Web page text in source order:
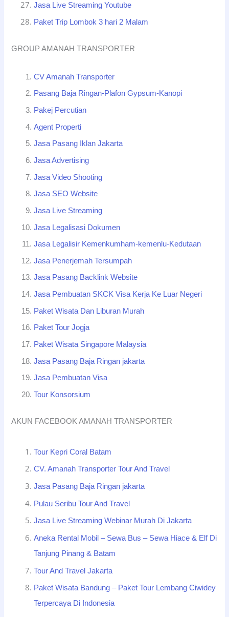
Jasa Live Streaming Youtube
Paket Trip Lombok 3 hari 2 Malam
GROUP AMANAH TRANSPORTER
CV Amanah Transporter
Pasang Baja Ringan-Plafon Gypsum-Kanopi
Pakej Percutian
Agent Properti
Jasa Pasang Iklan Jakarta
Jasa Advertising
Jasa Video Shooting
Jasa SEO Website
Jasa Live Streaming
Jasa Legalisasi Dokumen
Jasa Legalisir Kemenkumham-kemenlu-Kedutaan
Jasa Penerjemah Tersumpah
Jasa Pasang Backlink Website
Jasa Pembuatan SKCK Visa Kerja Ke Luar Negeri
Paket Wisata Dan Liburan Murah
Paket Tour Jogja
Paket Wisata Singapore Malaysia
Jasa Pasang Baja Ringan jakarta
Jasa Pembuatan Visa
Tour Konsorsium
AKUN FACEBOOK AMANAH TRANSPORTER
Tour Kepri Coral Batam
CV. Amanah Transporter Tour And Travel
Jasa Pasang Baja Ringan jakarta
Pulau Seribu Tour And Travel
Jasa Live Streaming Webinar Murah Di Jakarta
Aneka Rental Mobil – Sewa Bus – Sewa Hiace & Elf Di
Tanjung Pinang & Batam
Tour And Travel Jakarta
Paket Wisata Bandung – Paket Tour Lembang Ciwidey
Terpercaya Di Indonesia